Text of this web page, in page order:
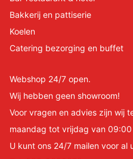
Bakkerij en pattiserie
Koelen
Catering bezorging en buffet
Webshop 24/7 open.
Wij hebben geen showroom!
Voor vragen en advies zijn wij
maandag tot vrijdag van
U kunt ons 24/7 mailen voor al